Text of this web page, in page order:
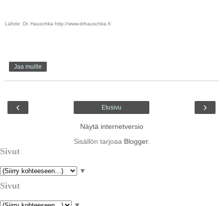
Lähde: Dr. Hauschka http://www.drhauschka.fi
Jaa muille
‹ ›
Etusivu
Näytä internetversio
Sisällön tarjoaa Blogger.
Sivut
▼
Sivut